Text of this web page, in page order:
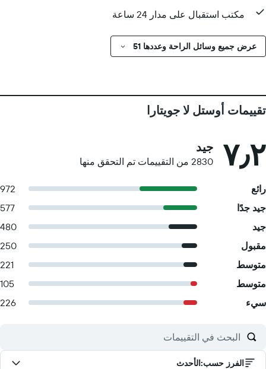
مكتب استقبال على مدار 24 ساعة
عرض جميع وسائل الراحة وعددها 51
تقييمات أوستل لا جويتارا
٧٫٢ جيد
2830 من التقييمات تم التحقق منها
رائع
972
جيد جدًا
577
جيد
480
مقبول
250
متوسط
221
متوسط
105
سيء
226
الفرز حسب:الأحدث